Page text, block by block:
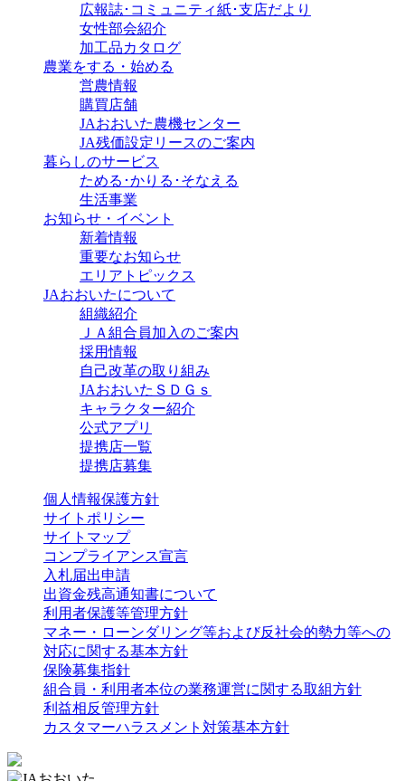
広報誌･コミュニティ紙･支店だより
女性部会紹介
加工品カタログ
農業をする・始める
営農情報
購買店舗
JAおおいた農機センター
JA残価設定リースのご案内
暮らしのサービス
ためる･かりる･そなえる
生活事業
お知らせ・イベント
新着情報
重要なお知らせ
エリアトピックス
JAおおいたについて
組織紹介
ＪＡ組合員加入のご案内
採用情報
自己改革の取り組み
JAおおいたＳＤＧｓ
キャラクター紹介
公式アプリ
提携店一覧
提携店募集
個人情報保護方針
サイトポリシー
サイトマップ
コンプライアンス宣言
入札届出申請
出資金残高通知書について
利用者保護等管理方針
マネー・ローンダリング等および反社会的勢力等への
対応に関する基本方針
保険募集指針
組合員・利用者本位の業務運営に関する取組方針
利益相反管理方針
カスタマーハラスメント対策基本方針